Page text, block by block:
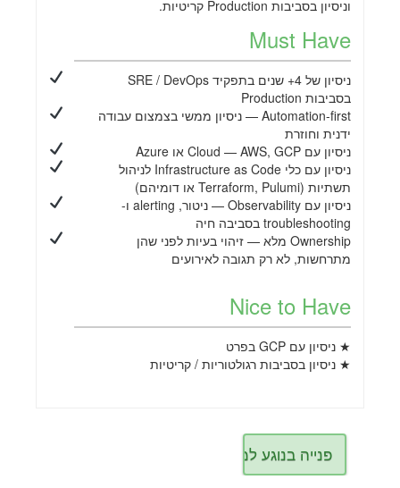
וניסיון בסביבות Production קריטיות.
Must Have
ניסיון של 4+ שנים בתפקיד SRE / DevOps
בסביבות Production
Automation-first — ניסיון ממשי בצמצום עבודה
ידנית וחוזרת
ניסיון עם Cloud — AWS, GCP או Azure
ניסיון עם כלי Infrastructure as Code לניהול
תשתיות (Terraform, Pulumi או דומיהם)
ניסיון עם Observability — ניטור, alerting ו-
troubleshooting בסביבה חיה
Ownership מלא — זיהוי בעיות לפני שהן
מתרחשות, לא רק תגובה לאירועים
Nice to Have
★ ניסיון עם GCP בפרט
★ ניסיון בסביבות רגולטוריות / קריטיות